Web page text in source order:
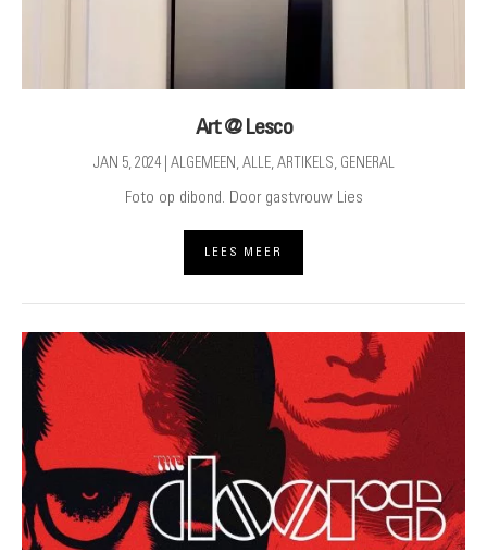
Art @ Lesco
JAN 5, 2024| ALGEMEEN , ALLE, ARTIKELS, GENERAL
Foto op dibond. Door gastvrouw Lies
LEES MEER